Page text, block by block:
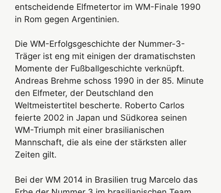
entscheidende Elfmetertor im WM-Finale 1990
in Rom gegen Argentinien.
Die WM-Erfolgsgeschichte der Nummer-3-
Träger ist eng mit einigen der dramatischsten
Momente der Fußballgeschichte verknüpft.
Andreas Brehme schoss 1990 in der 85. Minute
den Elfmeter, der Deutschland den
Weltmeistertitel bescherte. Roberto Carlos
feierte 2002 in Japan und Südkorea seinen
WM-Triumph mit einer brasilianischen
Mannschaft, die als eine der stärksten aller
Zeiten gilt.
Bei der WM 2014 in Brasilien trug Marcelo das